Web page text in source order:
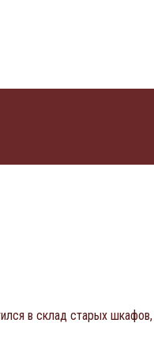
в склад старых